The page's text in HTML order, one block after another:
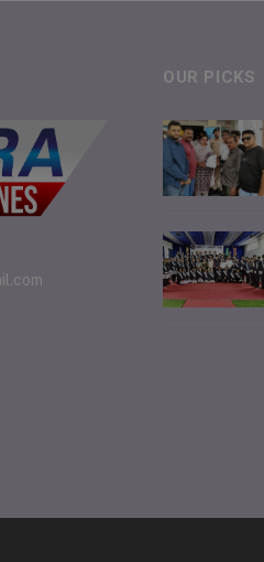
OUR PICKS